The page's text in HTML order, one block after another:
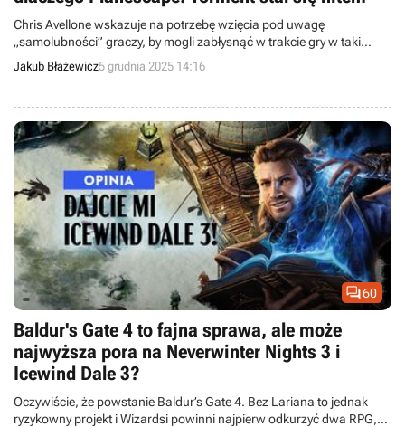
Chris Avellone wskazuje na potrzebę wzięcia pod uwagę
„samolubności” graczy, by mogli zabłysnąć w trakcie gry w taki
sposób, jaki im pasuje.
Jakub Błażewicz5 grudnia 2025 14:16
60
Baldur's Gate 4 to fajna sprawa, ale może
najwyższa pora na Neverwinter Nights 3 i
Icewind Dale 3?
Oczywiście, że powstanie Baldur’s Gate 4. Bez Lariana to jednak
ryzykowny projekt i Wizardsi powinni najpierw odkurzyć dwa RPG,